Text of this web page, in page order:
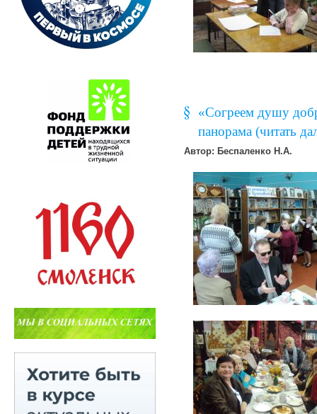
«Согреем душу
панорама (читать
Автор: Беспаленко Н.А.